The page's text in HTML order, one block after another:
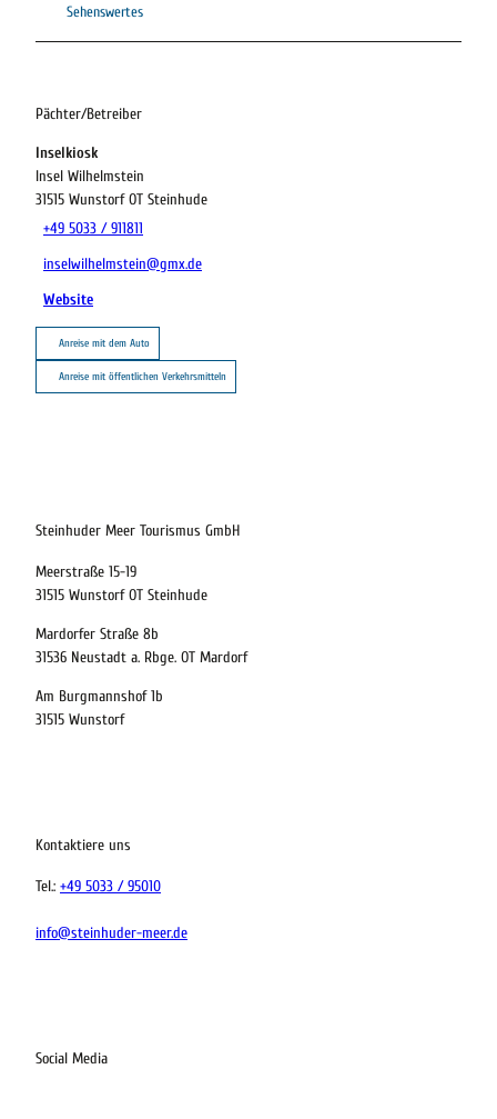
Kinder
buchen
Sehenswertes
Pächter/Betreiber
Inselkiosk
Insel Wilhelmstein
31515 Wunstorf OT Steinhude
+49 5033 / 911811
inselwilhelmstein@gmx.de
Website
Anreise mit dem Auto
Anreise mit öffentlichen Verkehrsmitteln
Steinhuder Meer Tourismus GmbH
Meerstraße 15-19
31515 Wunstorf OT Steinhude
Mardorfer Straße 8b
31536 Neustadt a. Rbge. OT Mardorf
Am Burgmannshof 1b
31515 Wunstorf
Kontaktiere uns
Tel.: +49 5033 / 95010
info@steinhuder-meer.de
Social Media